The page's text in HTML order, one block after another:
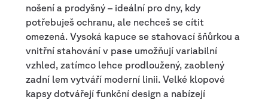
nošení a prodyšný – ideální pro dny, kdy
potřebuješ ochranu, ale nechceš se cítit
omezená. Vysoká kapuce se stahovací šňůrkou a
vnitřní stahování v pase umožňují variabilní
vzhled, zatímco lehce prodloužený, zaoblený
zadní lem vytváří moderní linii. Velké klopové
kapsy dotvářejí funkční design a nabízejí